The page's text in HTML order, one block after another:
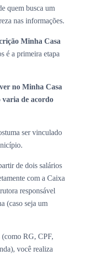
quem busca um
nas informações.
Minha Casa
é a primeira etapa
no Minha Casa
varia de acordo
ser vinculado
de dois salários
com a Caixa
responsável
(caso seja um
(como RG, CPF,
você realiza